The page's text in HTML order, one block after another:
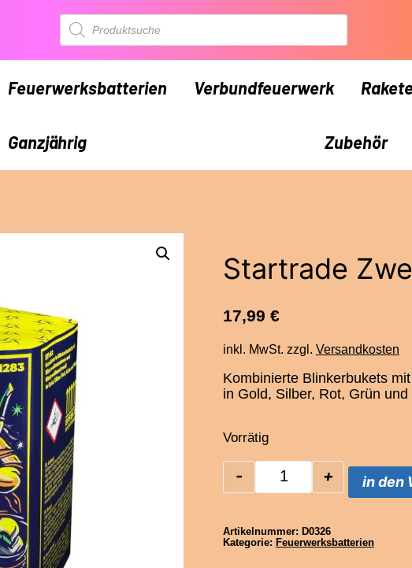
Products
search
Feuerwerksbatterien Verbundfeuerwerk
Ganzjährig Zubehör
Startrade
17,99 €
inkl. MwSt. zzgl. Versandkosten
Kombinierte Blinkerbukets
in Gold, Silber, Rot, Grün und
Vorrätig
Startrade
- + in den
Artikelnummer: D0326
Kategorie: Feuerwerksbatterien